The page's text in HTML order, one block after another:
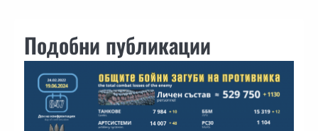
Подобни публикации